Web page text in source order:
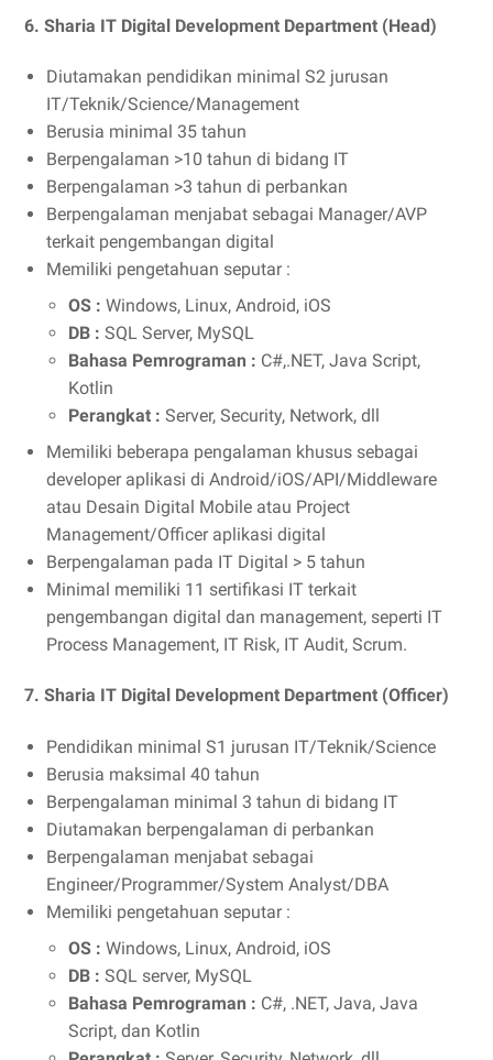
6. Sharia IT Digital Development Department (Head)
Diutamakan pendidikan minimal S2 jurusan
IT/Teknik/Science/Management
Berusia minimal 35 tahun
Berpengalaman >10 tahun di bidang IT
Berpengalaman >3 tahun di perbankan
Berpengalaman menjabat sebagai Manager/AVP
terkait pengembangan digital
Memiliki pengetahuan seputar :
OS : Windows, Linux, Android, iOS
DB : SQL Server, MySQL
Bahasa Pemrograman : C#,.NET, Java Script,
Kotlin
Perangkat : Server, Security, Network, dll
Memiliki beberapa pengalaman khusus sebagai
developer aplikasi di Android/iOS/API/Middleware
atau Desain Digital Mobile atau Project
Management/Officer aplikasi digital
Berpengalaman pada IT Digital > 5 tahun
Minimal memiliki 11 sertifikasi IT terkait
pengembangan digital dan management, seperti IT
Process Management, IT Risk, IT Audit, Scrum.
7. Sharia IT Digital Development Department (Officer)
Pendidikan minimal S1 jurusan IT/Teknik/Science
Berusia maksimal 40 tahun
Berpengalaman minimal 3 tahun di bidang IT
Diutamakan berpengalaman di perbankan
Berpengalaman menjabat sebagai
Engineer/Programmer/System Analyst/DBA
Memiliki pengetahuan seputar :
OS : Windows, Linux, Android, iOS
DB : SQL server, MySQL
Bahasa Pemrograman : C#, .NET, Java, Java
Script, dan Kotlin